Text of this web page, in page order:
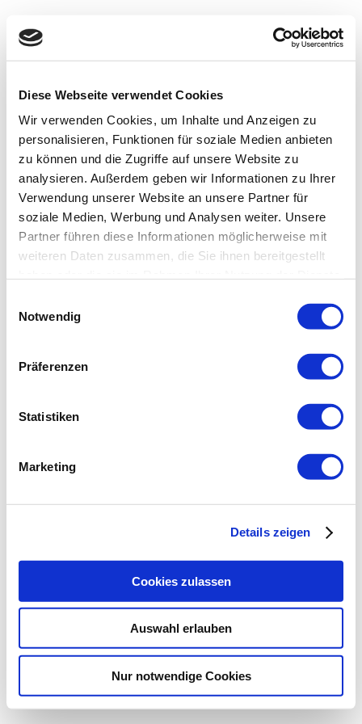
Diese Webseite verwendet Cookies
Wir verwenden Cookies, um Inhalte und Anzeigen zu
personalisieren, Funktionen für soziale Medien anbieten
zu können und die Zugriffe auf unsere Website zu
analysieren. Außerdem geben wir Informationen zu Ihrer
Verwendung unserer Website an unsere Partner für
soziale Medien, Werbung und Analysen weiter. Unsere
Partner führen diese Informationen möglicherweise mit
weiteren Daten zusammen, die Sie ihnen bereitgestellt
Notwendig
Präferenzen
Statistiken
Marketing
Details zeigen
Cookies zulassen
Auswahl erlauben
Nur notwendige Cookies